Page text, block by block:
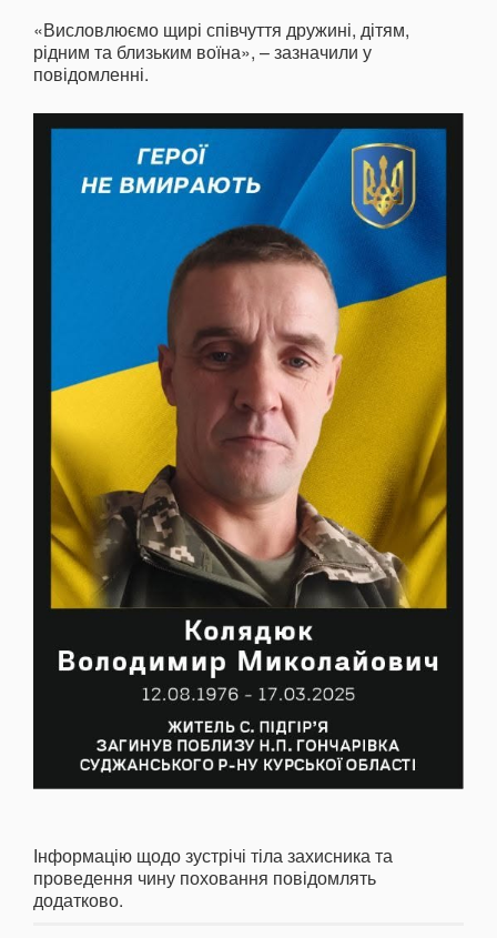
«Висловлюємо щирі співчуття дружині, дітям,
рідним та близьким воїна», – зазначили у
повідомленні.
Інформацію щодо зустрічі тіла захисника та
проведення чину поховання повідомлять
додатково.